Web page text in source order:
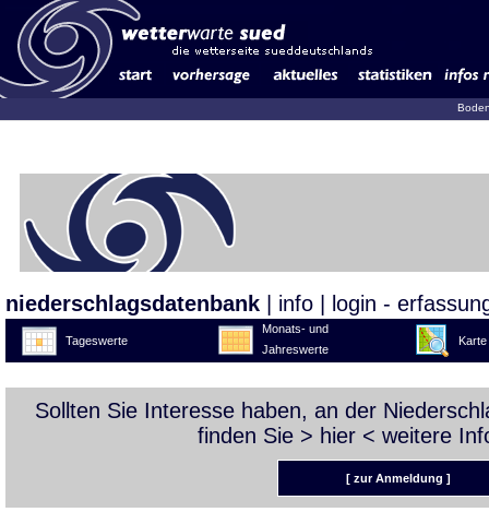
niederschlagsdatenbank info login -
Tageswerte
Monats- und
Jahreswerte
Karte
Sollten Sie Interesse haben, an der
finden Sie > hier < weitere
[ zur Anmeldung ]